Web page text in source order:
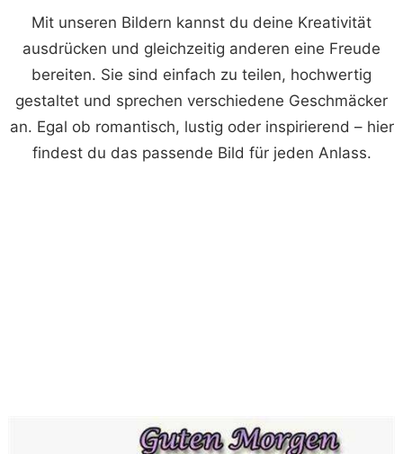
Mit unseren Bildern kannst du deine Kreativität
ausdrücken und gleichzeitig anderen eine Freude
bereiten. Sie sind einfach zu teilen, hochwertig
gestaltet und sprechen verschiedene Geschmäcker
an. Egal ob romantisch, lustig oder inspirierend – hier
findest du das passende Bild für jeden Anlass.